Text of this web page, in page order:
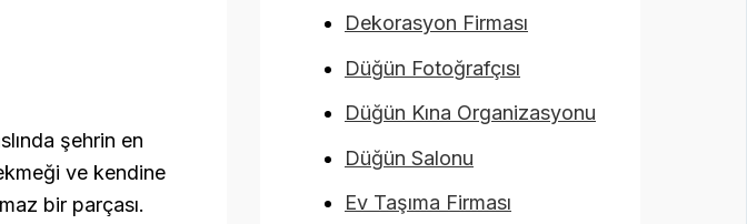
şehrin en
ve kendine
bir parçası.
Dekorasyon Firması
Düğün Fotoğrafçısı
Düğün Kına Organizasyonu
Düğün Salonu
Ev Taşıma Firması